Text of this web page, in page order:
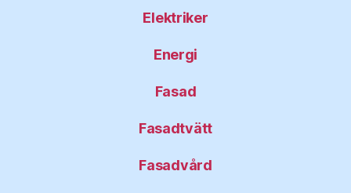
Elektriker
Energi
Fasad
Fasadtvätt
Fasadvård